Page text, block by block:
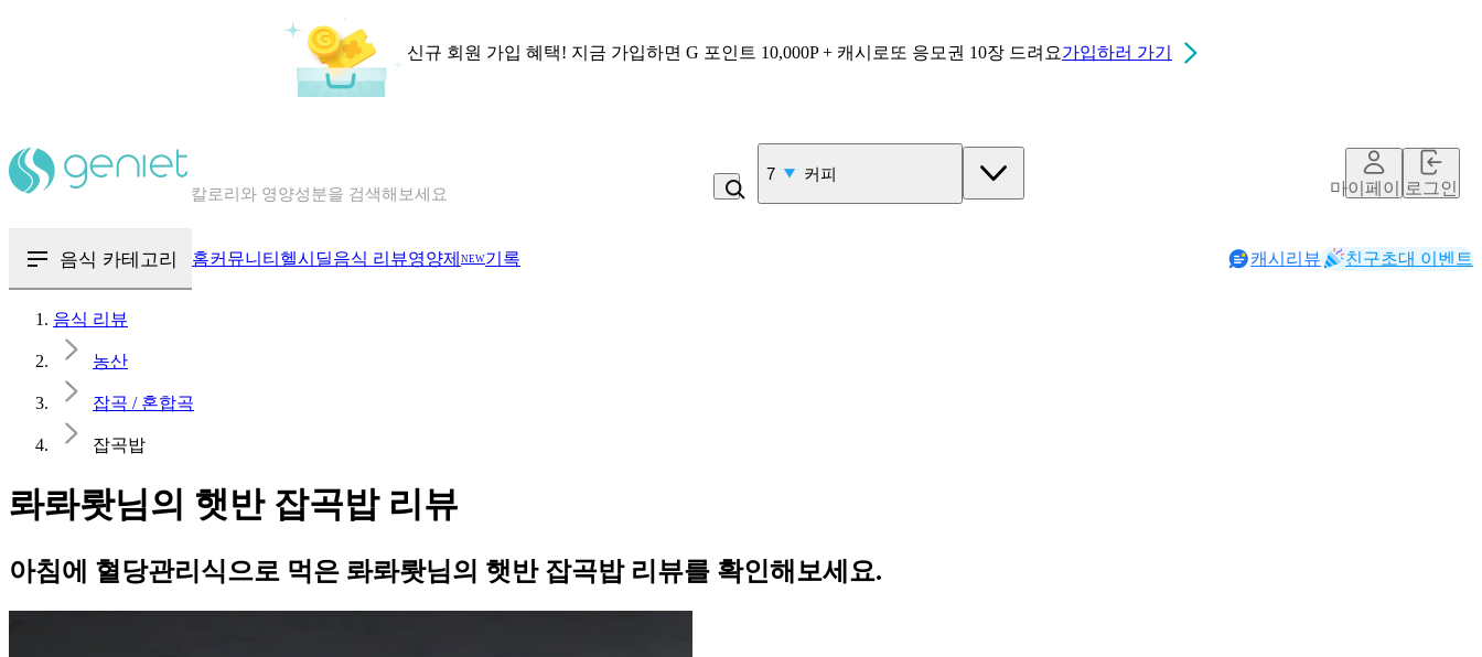
신규 회원 가입 혜택! 지금 가입하면 G 포인트 10,000P + 캐시로또 응모권 10장 드려요가입하러 가기
혈당 · 다이어트 음식 검색해보세요
7 커피
마이페이지로그인
음식 카테고리 홈커뮤니티 헬시딜음식 리뷰영양제 NEW기록 캐시리뷰 친구초대 이벤트
음식 리뷰
농산
잡곡 / 혼합곡
잡곡밥
롸롸뢋님의 햇반 잡곡밥 리뷰
아침에 혈당관리식으로 먹은 롸롸뢋님의 햇반 잡곡밥 리뷰를 확인해보세요.